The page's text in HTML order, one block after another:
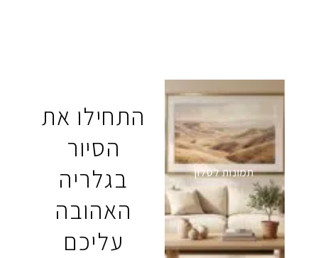
התחילו את
הסיור
בגלריה
האהובה
עליכם
תמונות לסלון